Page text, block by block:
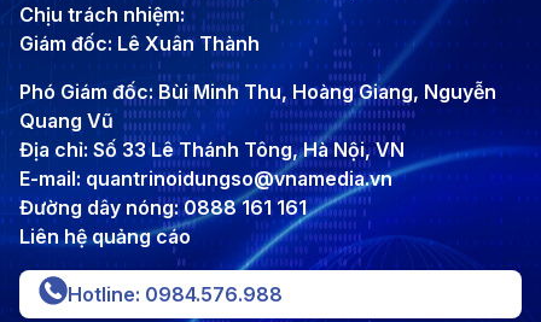
Chịu trách nhiệm:
Giám đốc: Lê Xuân Thành
Phó Giám đốc: Bùi Minh Thu, Hoàng Giang, Nguyễn
Quang Vũ
Địa chỉ: Số 33 Lê Thánh Tông, Hà Nội, VN
E-mail: quantrinoidungso@vnamedia.vn
Đường dây nóng: 0888 161 161
Liên hệ quảng cáo
Hotline: 0984.576.988